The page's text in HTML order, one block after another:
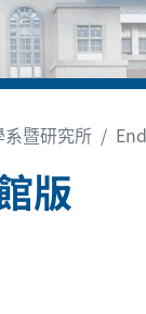
系暨研究所
版